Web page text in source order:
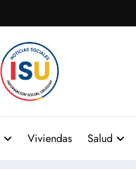
Viviendas Salud